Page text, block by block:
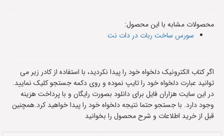
محصولات مشابه با این محصول:
سورس ساخت ربات در دات نت
اگر کتاب الکترونیک دلخواه خود را پیدا نکردید، با استفاده از کادر زیر می
توانید عبارت دلخواه خود را تایپ نموده و روی دکمه جستجو کلیک نمایید.
در این سایت هزاران فایل برای دانلود بصورت رایگان و با پرداخت هزینه
وجود دارد. با جستجو حتما نتیجه دلخواه خود را پیدا خواهید کرد.همچنین
قبل از خرید اطلاعات و شرح محصول را بخوانید